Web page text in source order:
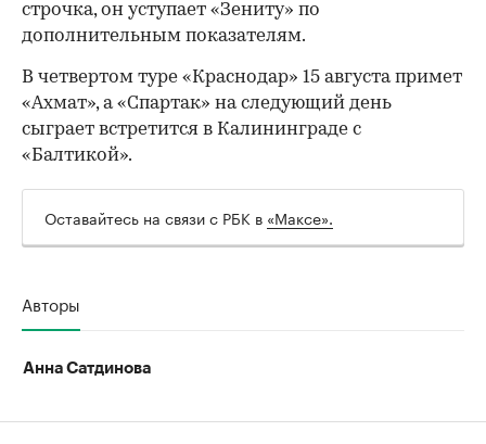
строчка, он уступает «Зениту» по
дополнительным показателям.
В четвертом туре «Краснодар» 15 августа примет
«Ахмат», а «Спартак» на следующий день
сыграет встретится в Калининграде с
«Балтикой».
Оставайтесь на связи с РБК в «Максе».
Авторы
Анна Сатдинова